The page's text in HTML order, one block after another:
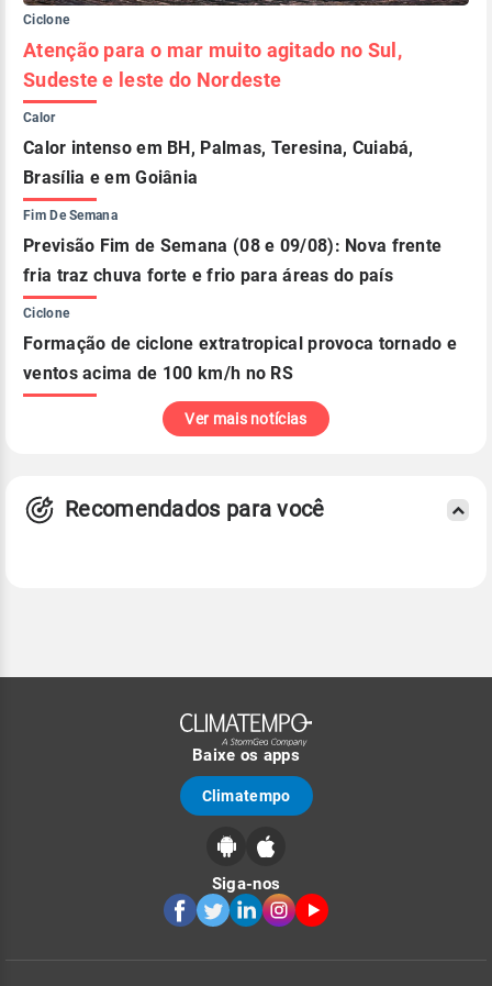
Ciclone
Atenção para o mar muito agitado no Sul,
Sudeste e leste do Nordeste
Calor
Calor intenso em BH, Palmas, Teresina, Cuiabá,
Brasília e em Goiânia
Fim De Semana
Previsão Fim de Semana (08 e 09/08): Nova frente
fria traz chuva forte e frio para áreas do país
Ciclone
Formação de ciclone extratropical provoca tornado e
ventos acima de 100 km/h no RS
Ver mais notícias
Recomendados para você
Baixe os apps
Climatempo
Siga-nos